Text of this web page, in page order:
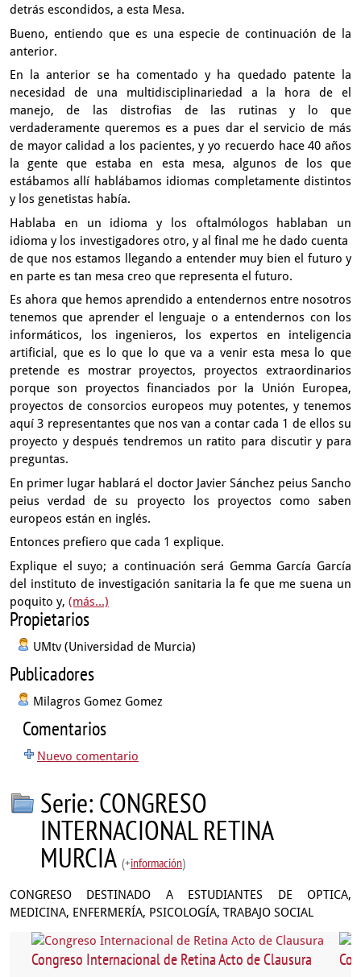
detrás escondidos, a esta Mesa.
Bueno, entiendo que es una especie de continuación de la
anterior.
En la anterior se ha comentado y ha quedado patente la
necesidad de una multidisciplinariedad a la hora de el
manejo,de las distrofias de las rutinas y lo que
verdaderamente queremoses a pues dar el servicio de más
de mayor calidad a los pacientes,y yo recuerdo hace 40 años
la gente que estaba en esta mesa, algunos de los que
estábamos allí hablábamos idiomas completamente distintos
y los genetistas había.
Hablaba en un idioma y los oftalmólogos hablaban un
idiomay los investigadores otro, y al final me he dado cuenta
de que nos estamos llegando a entender muy bien el futuro y
en parte es tan mesa creo que representa el futuro.
Es ahora que hemos aprendido a entendernos entre nosotros
tenemosque aprender el lenguaje o a entendernos con los
informáticos, los ingenieros,
los expertos en inteligencia
artificial, que es lo que lo que va a venir esta mesa lo que
pretende es mostrar proyectos, proyectos extraordinarios
porque son proyectos financiados por la Unión Europea,
proyectos de consorcios europeos muy potentes, y tenemos
aquí 3 representantes que nos van a contar cada 1 de ellos su
proyecto y después tendremos un ratito para discutir y para
preguntas.
En primer lugar hablará el doctor Javier Sánchez peius Sancho
peius verdad de su proyecto los proyectos como saben
europeos están en inglés.
Entonces prefiero que cada 1 explique.
Explique el suyo; a continuación será Gemma García García
del instituto de investigación sanitaria la fe que me suena un
poquito y, (más...)
Propietarios
UMtv (Universidad de Murcia)
Publicadores
Milagros Gomez Gomez
Comentarios
Nuevo comentario
Serie: CONGRESO
INTERNACIONAL RETINA
MURCIA (+información)
CONGRESO DESTINADO A ESTUDIANTES DE OPTICA,
MEDICINA, ENFERMERÍA, PSICOLOGÍA, TRABAJO SOCIAL
Congreso Internacional de Retina Acto de Clausura